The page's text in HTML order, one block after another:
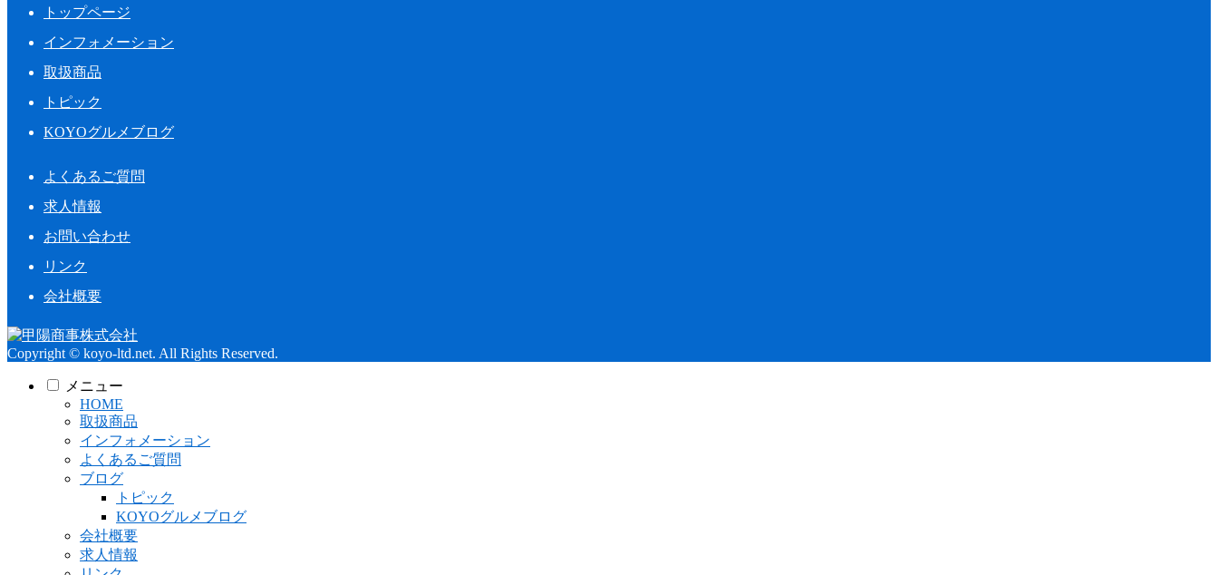
トップページ
インフォメーション
取扱商品
トピック
KOYOグルメブログ
よくあるご質問
求人情報
お問い合わせ
リンク
会社概要
Copyright © koyo-ltd.net. All Rights Reserved.
メニュー
HOME
取扱商品
インフォメーション
よくあるご質問
ブログ
トピック
KOYOグルメブログ
会社概要
求人情報